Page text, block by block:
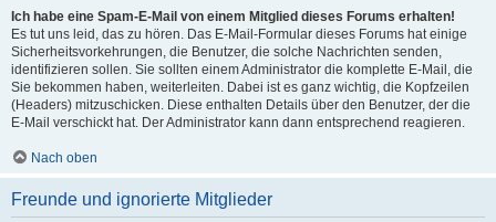
Ich habe eine Spam-E-Mail von einem Mitglied dieses Forums erhalten!
Es tut uns leid, das zu hören. Das E-Mail-Formular dieses Forums hat einige
Sicherheitsvorkehrungen, die Benutzer, die solche Nachrichten senden,
identifizieren sollen. Sie sollten einem Administrator die komplette E-Mail, die
Sie bekommen haben, weiterleiten. Dabei ist es ganz wichtig, die Kopfzeilen
(Headers) mitzuschicken. Diese enthalten Details über den Benutzer, der die
E-Mail verschickt hat. Der Administrator kann dann entsprechend reagieren.
Nach oben
Freunde und ignorierte Mitglieder